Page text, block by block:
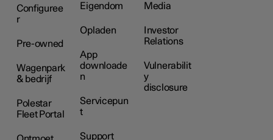
Configuree
r
Pre-owned
Wagenpark
& bedrijf
Polestar
Fleet Portal
Eigendom
Opladen
App
downloade
n
Servicepun
t
Support
Media
Investor
Relations
Vulnerabilit
y
disclosure